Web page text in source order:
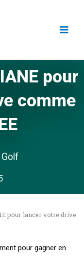
pour
comme
pour lancer votre drive
pour gagner en